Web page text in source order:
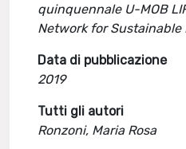
quinquennale U-MOB
Network for
Data di pubblicazione
2019
Tutti gli autori
Ronzoni, Maria Rosa